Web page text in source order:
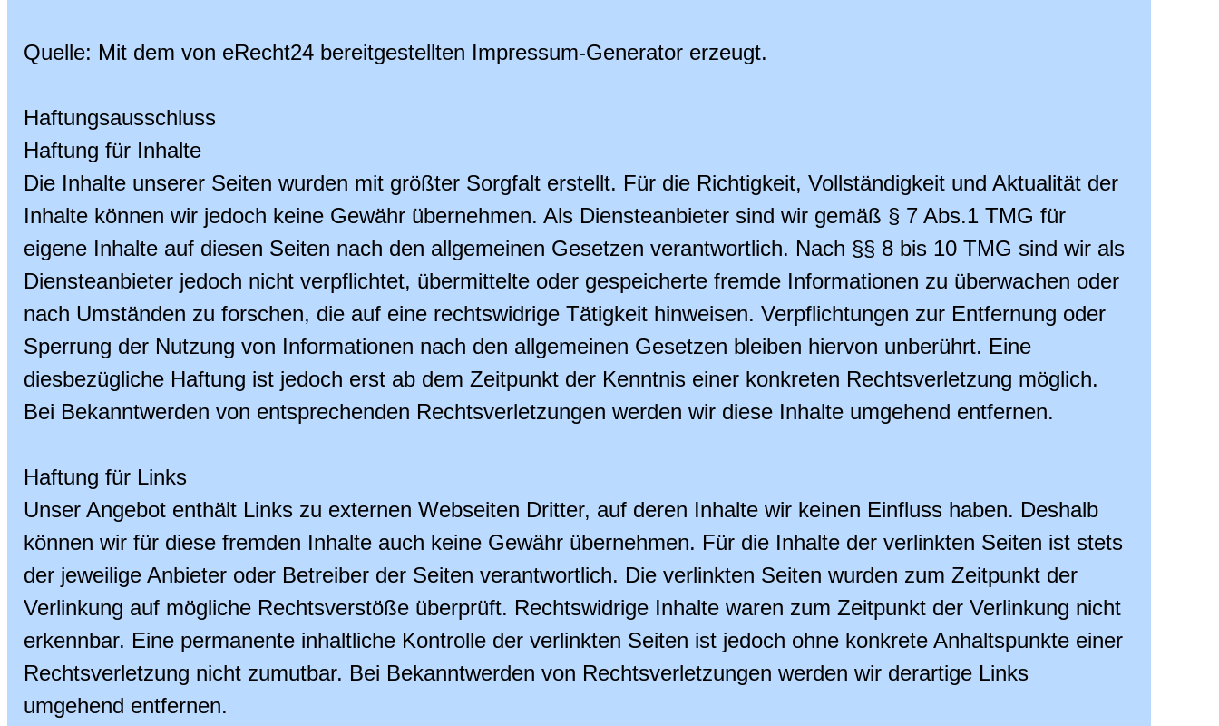
Quelle: Mit dem von eRecht24 bereitgestellten Impressum-Generator erzeugt.
Haftungsausschluss
Haftung für Inhalte
Die Inhalte unserer Seiten wurden mit größter Sorgfalt erstellt. Für die Richtigkeit, Vollständigkeit und Aktualität der
Inhalte können wir jedoch keine Gewähr übernehmen. Als Diensteanbieter sind wir gemäß § 7 Abs.1 TMG für
eigene Inhalte auf diesen Seiten nach den allgemeinen Gesetzen verantwortlich. Nach §§ 8 bis 10 TMG sind wir als
Diensteanbieter jedoch nicht verpflichtet, übermittelte oder gespeicherte fremde Informationen zu überwachen oder
nach Umständen zu forschen, die auf eine rechtswidrige Tätigkeit hinweisen. Verpflichtungen zur Entfernung oder
Sperrung der Nutzung von Informationen nach den allgemeinen Gesetzen bleiben hiervon unberührt. Eine
diesbezügliche Haftung ist jedoch erst ab dem Zeitpunkt der Kenntnis einer konkreten Rechtsverletzung möglich.
Bei Bekanntwerden von entsprechenden Rechtsverletzungen werden wir diese Inhalte umgehend entfernen.
Haftung für Links
Unser Angebot enthält Links zu externen Webseiten Dritter, auf deren Inhalte wir keinen Einfluss haben. Deshalb
können wir für diese fremden Inhalte auch keine Gewähr übernehmen. Für die Inhalte der verlinkten Seiten ist stets
der jeweilige Anbieter oder Betreiber der Seiten verantwortlich. Die verlinkten Seiten wurden zum Zeitpunkt der
Verlinkung auf mögliche Rechtsverstöße überprüft. Rechtswidrige Inhalte waren zum Zeitpunkt der Verlinkung nicht
erkennbar. Eine permanente inhaltliche Kontrolle der verlinkten Seiten ist jedoch ohne konkrete Anhaltspunkte einer
Rechtsverletzung nicht zumutbar. Bei Bekanntwerden von Rechtsverletzungen werden wir derartige Links
umgehend entfernen.